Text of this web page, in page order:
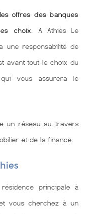
offres des banques
choix . A Athies Le
une responsabilité de
avant tout le choix du
vous assurera le
un réseau au travers
et de la finance.
principale à
vous cherchez à un